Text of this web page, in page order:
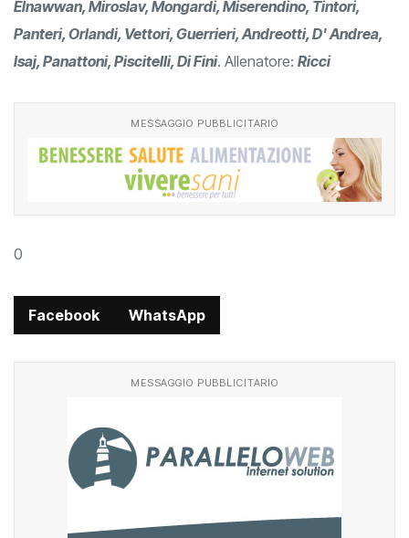
Elnawwan, Miroslav, Mongardi, Miserendino, Tintori,
Panteri, Orlandi, Vettori, Guerrieri, Andreotti, D' Andrea,
Isaj, Panattoni, Piscitelli, Di Fini. Allenatore: Ricci
MESSAGGIO PUBBLICITARIO
0
Facebook WhatsApp
MESSAGGIO PUBBLICITARIO